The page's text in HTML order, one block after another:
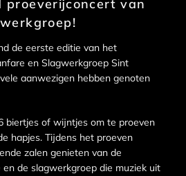
proeverijconcert van
de eerste editie van het
en Slagwerkgroep Sint
aanwezigen hebben genoten
biertjes of wijntjes om te proeven
hapjes. Tijdens het proeven
zalen genieten van de
de slagwerkgroep die muziek uit